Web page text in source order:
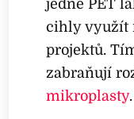
jedné PET
cihly využít
projektů.
zabraňují
mikroplasty.